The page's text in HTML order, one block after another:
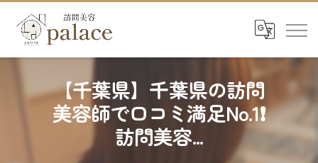
【千葉県】千葉県の訪問
美容師で口コミ満足No.1❗️
訪問美容...